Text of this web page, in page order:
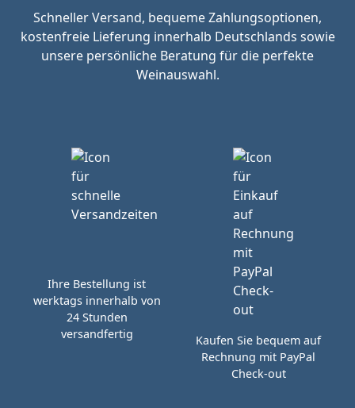
Schneller Versand, bequeme Zahlungsoptionen,
kostenfreie Lieferung innerhalb Deutschlands sowie
unsere persönliche Beratung für die perfekte
Weinauswahl.
Ihre Bestellung ist
werktags innerhalb von
24 Stunden
versandfertig
Kaufen Sie bequem auf
Rechnung mit PayPal
Check-out